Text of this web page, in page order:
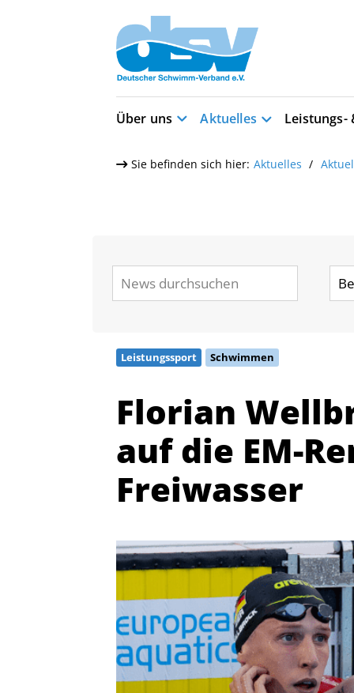
Über uns Aktuelles
Sie befinden sich hier: Aktuelles
Leistungssport Schwimmen
Florian
auf die EM-
Freiwasser